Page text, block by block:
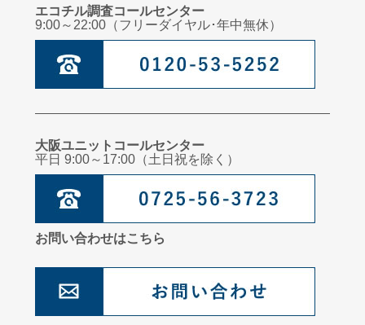
エコチル調査コールセンター
9:00～22:00（フリーダイヤル･年中無休）
大阪ユニットコールセンター
平日 9:00～17:00（土日祝を除く）
お問い合わせはこちら